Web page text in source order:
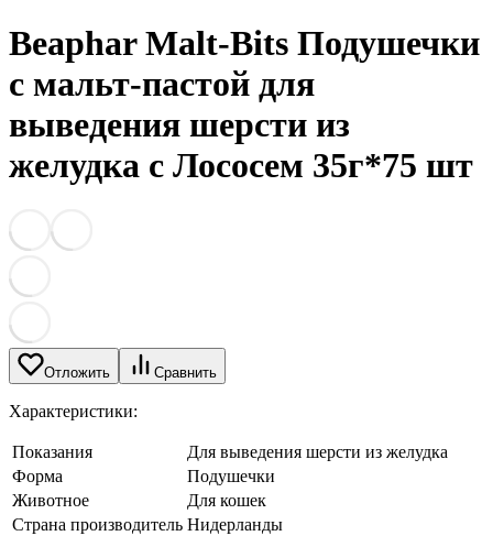
Beaphar Malt-Bits Подушечки
с мальт-пастой для
выведения шерсти из
желудка с Лососем 35г*75 шт
Отложить Сравнить
Характеристики:
Показания
Для выведения шерсти из желудка
Форма
Подушечки
Животное
Для кошек
Страна производитель Нидерланды